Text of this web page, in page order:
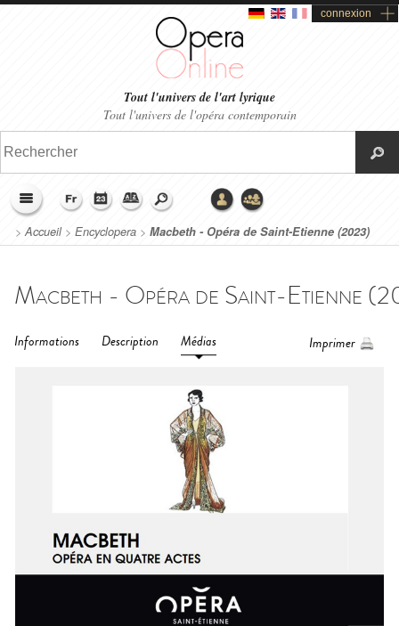
connexion
Tout l'univers de l'art lyrique
Tout l'univers de l'opéra contemporain
>Accueil> Encyclopera > Macbeth - Opéra de Saint-Etienne (2023)
Informations Description Médias Imprimer